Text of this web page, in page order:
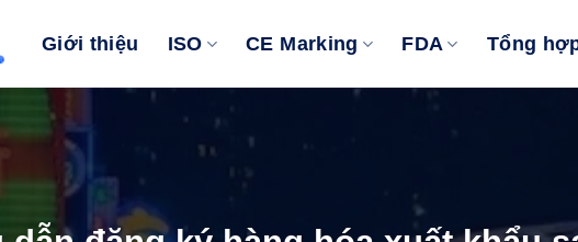
Giới thiệu ISO CE Marking FDA Tổng